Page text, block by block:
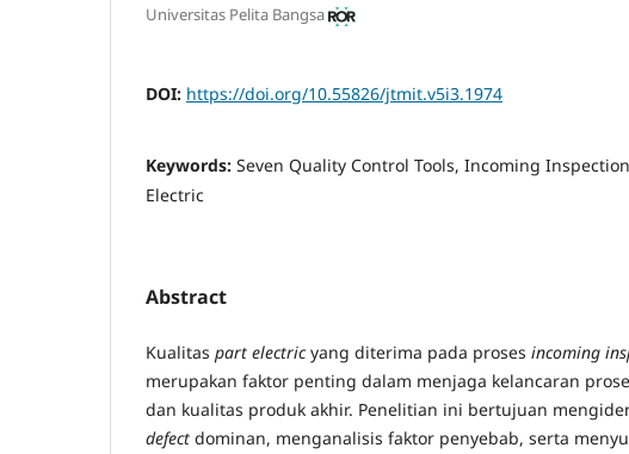
Universitas Pelita Bangsa
DOI: https://doi.org/10.55826/jtmit.v5i3.1974
Keywords: Seven Quality Control Tools, Incoming
Electric
Abstract
Kualitas part electricyang diterima pada proses incoming
merupakan faktor penting dalam menjaga kelancaran
dan kualitas produk akhir. Penelitian ini bertujuan
defect dominan, menganalisis faktor penyebab, serta